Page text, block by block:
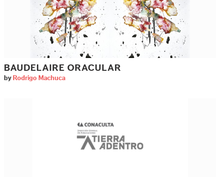
BAUDELAIRE ORACULAR
by Rodrigo Machuca